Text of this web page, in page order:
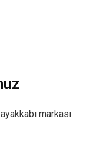
markası